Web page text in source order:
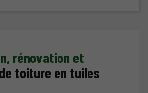
rénovation et
de toiture en tuiles